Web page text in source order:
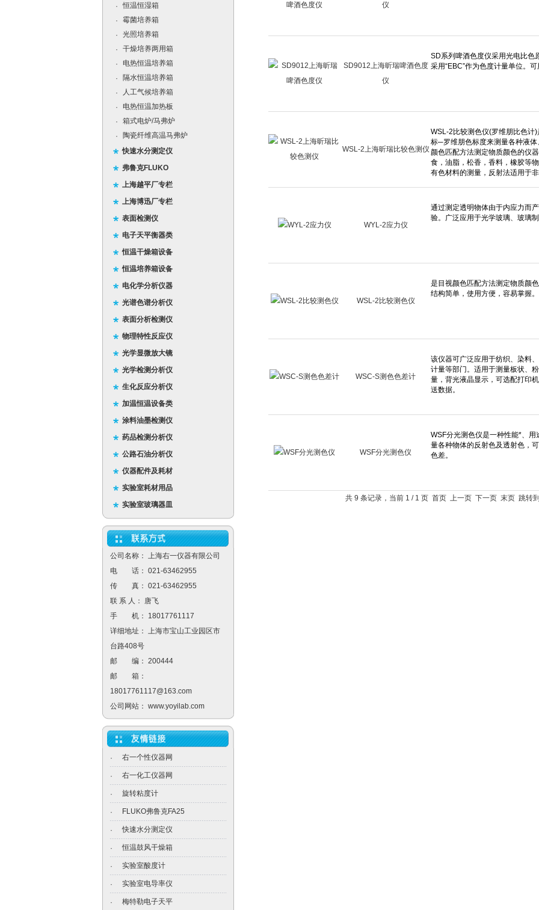
·
恒温恒湿箱
·
霉菌培养箱
·
光照培养箱
·
干燥培养两用箱
·
电热恒温培养箱
·
隔水恒温培养箱
·
人工气候培养箱
·
电热恒温加热板
·
箱式电炉/马弗炉
·
陶瓷纤维高温马弗炉
快速水分测定仪
弗鲁克FLUKO
上海越平厂专栏
上海博迅厂专栏
表面检测仪
电子天平衡器类
恒温干燥箱设备
恒温培养箱设备
电化学分析仪器
光谱色谱分析仪
表面分析检测仪
物理特性反应仪
光学显微放大镜
光学检测分析仪
生化反应分析仪
加温恒温设备类
涂料油墨检测仪
药品检测分析仪
公路石油分析仪
仪器配件及耗材
实验室耗材用品
实验室玻璃器皿
公司名称： 上海右一仪器有限公司
电 话： 021-63462955
传 真： 021-63462955
联 系 人： 唐飞
手 机： 18017761117
详细地址： 上海市宝山工业园区市
台路408号
邮 编： 200444
邮 箱：
18017761117@163.com
公司网站： www.yoyilab.com
· 右一个性仪器网
· 右一化工仪器网
· 旋转粘度计
· FLUKO弗鲁克FA25
· 快速水分测定仪
· 恒温鼓风干燥箱
· 实验室酸度计
· 实验室电导率仪
· 梅特勒电子天平
仪
SD9012上海昕瑞啤酒色度
仪
WSL-2上海昕瑞比较色测仪
WYL-2应力仪
WSL-2比较测色仪
WSC-S测色色差计
WSF分光测色仪
共 9 条记录，当前 1 / 1 页 首页 上一页 下一页 末页 跳转